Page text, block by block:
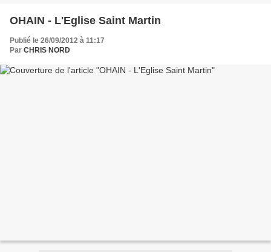
OHAIN - L'Eglise Saint Martin
Publié le 26/09/2012 à 11:17
Par CHRIS NORD